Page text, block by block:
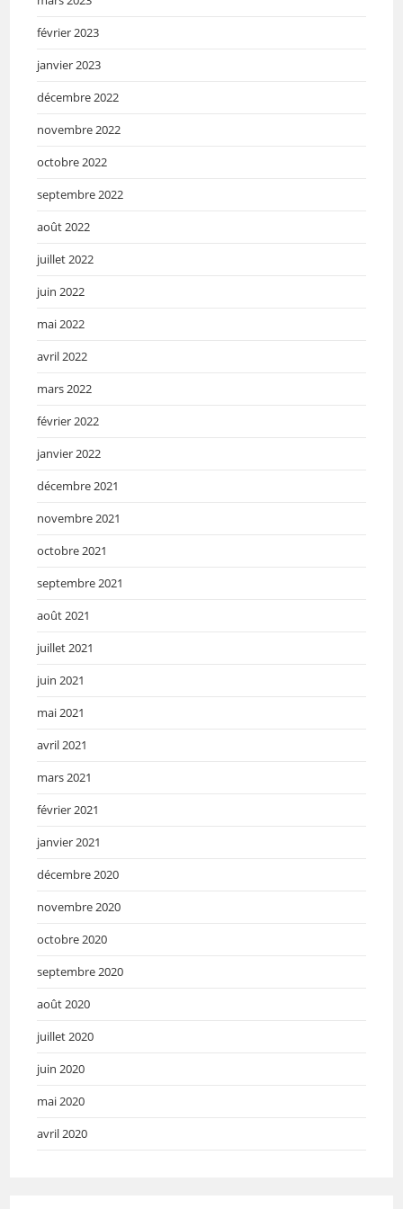
février 2023
janvier 2023
décembre 2022
novembre 2022
octobre 2022
septembre 2022
août 2022
juillet 2022
juin 2022
mai 2022
avril 2022
mars 2022
février 2022
janvier 2022
décembre 2021
novembre 2021
octobre 2021
septembre 2021
août 2021
juillet 2021
juin 2021
mai 2021
avril 2021
mars 2021
février 2021
janvier 2021
décembre 2020
novembre 2020
octobre 2020
septembre 2020
août 2020
juillet 2020
juin 2020
mai 2020
avril 2020